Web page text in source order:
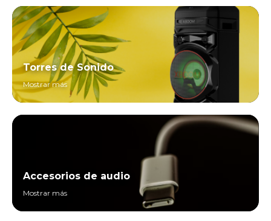
Torres de Sonido
Mostrar más
Accesorios de audio
Mostrar más